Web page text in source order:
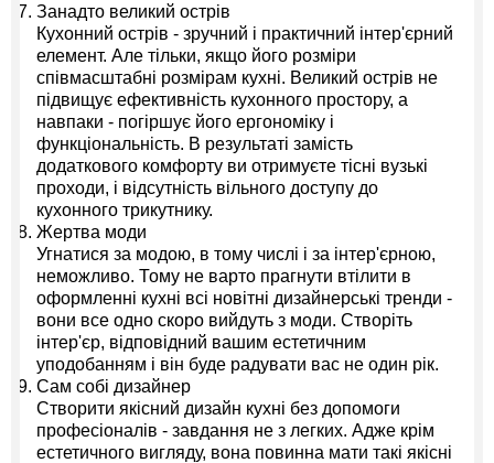
Занадто великий острів
Кухонний острів - зручний і практичний інтер'єрний
елемент. Але тільки, якщо його розміри
співмасштабні розмірам кухні. Великий острів не
підвищує ефективність кухонного простору, а
навпаки - погіршує його ергономіку і
функціональність. В результаті замість
додаткового комфорту ви отримуєте тісні вузькі
проходи, і відсутність вільного доступу до
кухонного трикутнику.
Жертва моди
Угнатися за модою, в тому числі і за інтер'єрною,
неможливо. Тому не варто прагнути втілити в
оформленні кухні всі новітні дизайнерські тренди -
вони все одно скоро вийдуть з моди. Створіть
інтер'єр, відповідний вашим естетичним
уподобанням і він буде радувати вас не один рік.
Сам собі дизайнер
Створити якісний дизайн кухні без допомоги
професіоналів - завдання не з легких. Адже крім
естетичного вигляду, вона повинна мати такі якісні